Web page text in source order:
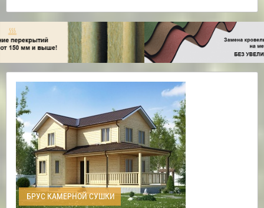
БРУС КАМЕРНОЙ СУШКИ